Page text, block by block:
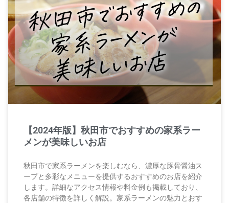
【2024年版】秋田市でおすすめの家系ラー
メンが美味しいお店
秋田市で家系ラーメンを楽しむなら、濃厚な豚骨醤油ス
ープと多彩なメニューを提供するおすすめのお店を紹介
します。詳細なアクセス情報や料金例も掲載しており、
各店舗の特徴を詳しく解説。家系ラーメンの魅力とおす